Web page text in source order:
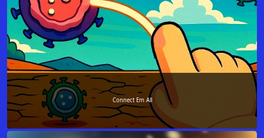
Connect Em All